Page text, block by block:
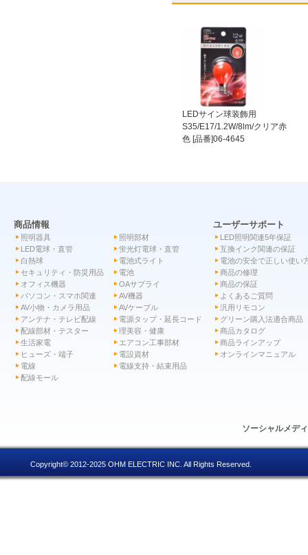
LEDサイン球装飾用
S35/E17/1.2W/8lm/クリア赤
色 [品番]06-4645
商品情報
照明器具
照明部材
LED電球・直管
蛍光灯電球・直管
白熱球
電池式ライト
セキュリティ・防災用品
電池
オフィス機器
OAサプライ
パソコン・スマホ関連
AV機器
AV小物・カメラ用品
AVケーブル
アンテナ・テレビ配線
電源タップ・延長コード
配線部材・テスター
理美容・健康
生活家電
エアコン工事部材
ヒューズ・端子
電設資材
電線
電線支持・結束用品
配線モール
ユーザーサポート
LED照明関連5年保証
互換インク関連の保証
電池の安全で正しい使い
商品の修理
商品の保証
よくあるご質問
汎用リモコン
グリーン購入法適合商品
商品カタログ
商品ラインアップ
オンラインマニュアル
ソーシャルメデ
Copyright© 2012-2025 OHM ELECTRIC INC. All Rights Reserved.